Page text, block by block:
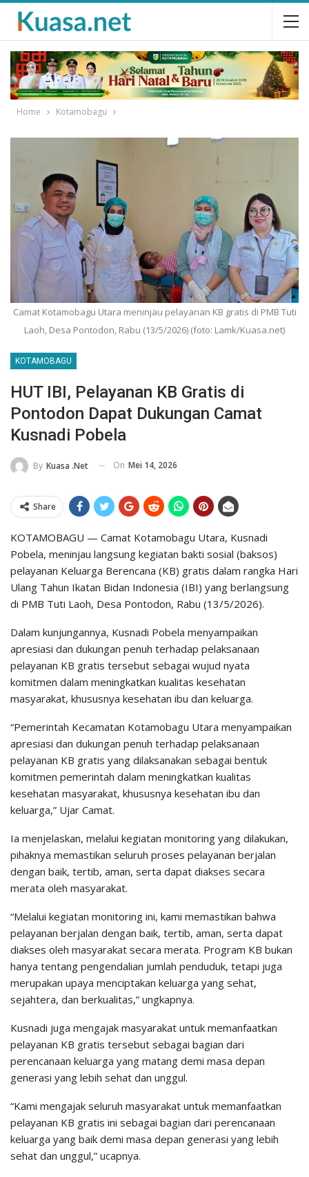
Home Kotamobagu
Camat Kotamobagu Utara meninjau pelayanan KB gratis di PMB Tuti
Laoh, Desa Pontodon, Rabu (13/5/2026) (foto: Lamk/Kuasa.net)
KOTAMOBAGU
HUT IBI, Pelayanan KB Gratis di
Pontodon Dapat Dukungan Camat
Kusnadi Pobela
By Kuasa .net On Mei 14, 2026
Share
KOTAMOBAGU — Camat Kotamobagu Utara, Kusnadi
Pobela, meninjau langsung kegiatan bakti sosial (baksos)
pelayanan Keluarga Berencana (KB) gratis dalam rangka Hari
Ulang Tahun Ikatan Bidan Indonesia (IBI) yang berlangsung
di PMB Tuti Laoh, Desa Pontodon, Rabu (13/5/2026).
Dalam kunjungannya, Kusnadi Pobela menyampaikan
apresiasi dan dukungan penuh terhadap pelaksanaan
pelayanan KB gratis tersebut sebagai wujud nyata
komitmen dalam meningkatkan kualitas kesehatan
masyarakat, khususnya kesehatan ibu dan keluarga.
“Pemerintah Kecamatan Kotamobagu Utara menyampaikan
apresiasi dan dukungan penuh terhadap pelaksanaan
pelayanan KB gratis yang dilaksanakan sebagai bentuk
komitmen pemerintah dalam meningkatkan kualitas
kesehatan masyarakat, khususnya kesehatan ibu dan
keluarga,” Ujar Camat.
Ia menjelaskan, melalui kegiatan monitoring yang dilakukan,
pihaknya memastikan seluruh proses pelayanan berjalan
dengan baik, tertib, aman, serta dapat diakses secara
merata oleh masyarakat.
“Melalui kegiatan monitoring ini, kami memastikan bahwa
pelayanan berjalan dengan baik, tertib, aman, serta dapat
diakses oleh masyarakat secara merata. Program KB bukan
hanya tentang pengendalian jumlah penduduk, tetapi juga
merupakan upaya menciptakan keluarga yang sehat,
sejahtera, dan berkualitas,” ungkapnya.
Kusnadi juga mengajak masyarakat untuk memanfaatkan
pelayanan KB gratis tersebut sebagai bagian dari
perencanaan keluarga yang matang demi masa depan
generasi yang lebih sehat dan unggul.
“Kami mengajak seluruh masyarakat untuk memanfaatkan
pelayanan KB gratis ini sebagai bagian dari perencanaan
keluarga yang baik demi masa depan generasi yang lebih
sehat dan unggul,” ucapnya.